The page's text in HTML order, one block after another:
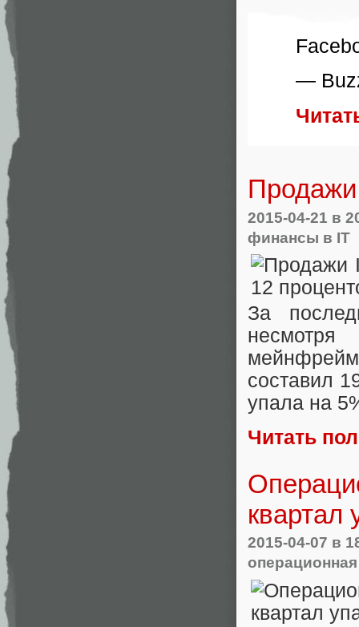
—
2015-04-21 в
финансы в IT
За
составил
упала на
Читать
квартал
2015-04-07 в